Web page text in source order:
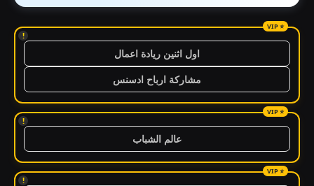
!
اول اثنين ريادة اعمال
مشاركة ارباح ادسنس
!
عالم الشباب
!